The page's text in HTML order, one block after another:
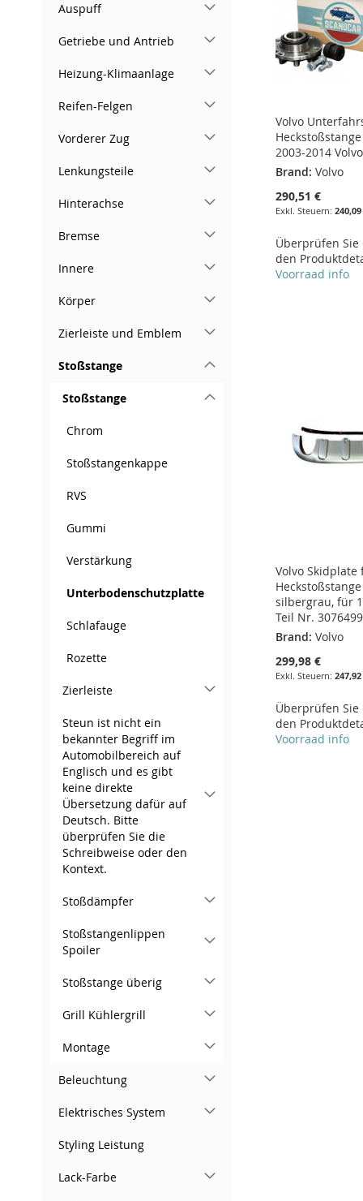
Volvo
Heckstoßstange
2003-2014
Brand: Volvo
290,51 €
Überprüfen
den
Voorraad info
In den Warenkorb
ZUR
WUNSCHLISTE
ZUR
WUNSCHLISTE
HINZUFÜGEN
ZUR
VERGLEICHSLISTE
HINZUFÜGEN
WUNSCHLISTE
HINZUFÜGEN
ZUR
VERGLEICHSLISTE
HINZUFÜGEN
WUNSCHLISTE
HINZUFÜGEN
ZUR
VERGLEICHSLISTE
HINZUFÜGEN
Volvo Skidplate
silbergrau, für
Teil Nr.
Brand: Volvo
299,98 €
Überprüfen
den
Voorraad info
In den Warenkorb
ZUR
WUNSCHLISTE
HINZUFÜGEN
ZUR
VERGLEICHSLISTE
In den Warenkorb
ZUR
WUNSCHLISTE
HINZUFÜGEN
ZUR
VERGLEICHSLISTE
HINZUFÜGEN
In den Warenkorb
ZUR
WUNSCHLISTE
HINZUFÜGEN
ZUR
VERGLEICHSLISTE
HINZUFÜGEN
Auspuff
Getriebe und Antrieb
Heizung-Klimaanlage
Reifen-Felgen
Vorderer Zug
Lenkungsteile
Hinterachse
Bremse
Innere
Körper
Zierleiste und Emblem
Stoßstange
Stoßstange
Chrom
Stoßstangenkappe
RVS
Gummi
Verstärkung
Unterbodenschutzplatte
Schlafauge
Rozette
Zierleiste
Steun ist nicht ein
bekannter Begriff im
Automobilbereich auf
Englisch und es gibt
keine direkte
Übersetzung dafür auf
Deutsch. Bitte
überprüfen Sie die
Schreibweise oder den
Kontext.
Stoßdämpfer
Stoßstangenlippen
Spoiler
Stoßstange überig
Grill Kühlergrill
Montage
Beleuchtung
Elektrisches System
Styling Leistung
Lack-Farbe